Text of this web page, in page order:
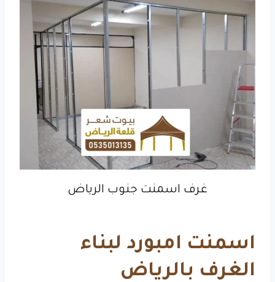
غرف اسمنت جنوب الرياض
اسمنت امبورد لبناء
الغرف بالرياض